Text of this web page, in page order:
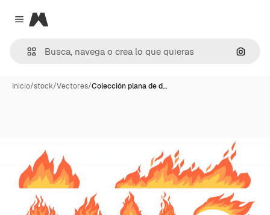
Close menu
Magnific
Inicio/stock/Vectores/Colección plana de d…